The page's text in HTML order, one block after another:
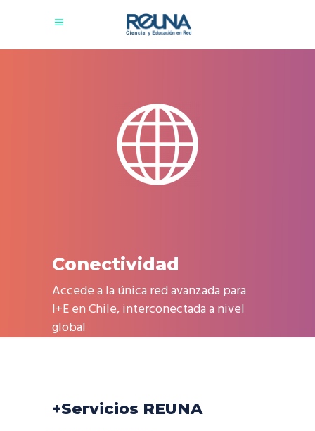
Conectividad
Accede a la única red avanzada para
I+E en Chile, interconectada a nivel
global
+Servicios REUNA